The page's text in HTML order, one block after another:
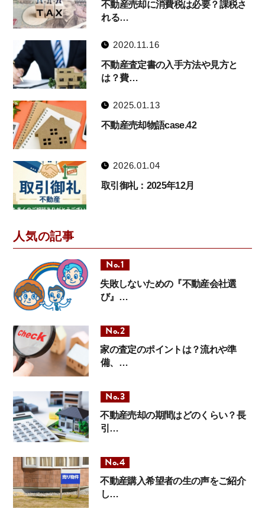
不動産売却に消費税は必要？課税さ
れる…
2020.11.16
不動産査定書の入手方法や見方と
は？費…
2025.01.13
不動産売却物語case.42
2026.01.04
取引御礼：2025年12月
人気の記事
失敗しないための『不動産会社選
び』…
家の査定のポイントは？流れや準
備、…
不動産売却の期間はどのくらい？長
引…
不動産購入希望者の生の声をご紹介
し…